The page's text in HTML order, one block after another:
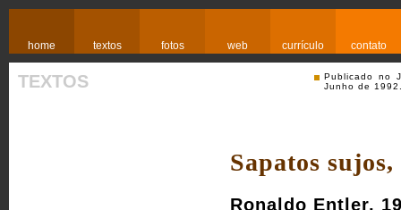
home textos fotos web currículo contato
TEXTOS
Publicado no
Junho de
Sapatos
Ronaldo Entler,